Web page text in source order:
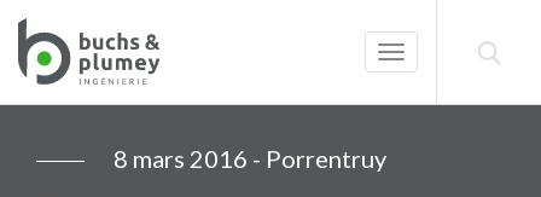
Toggle
navigation
8 mars 2016 - Porrentruy